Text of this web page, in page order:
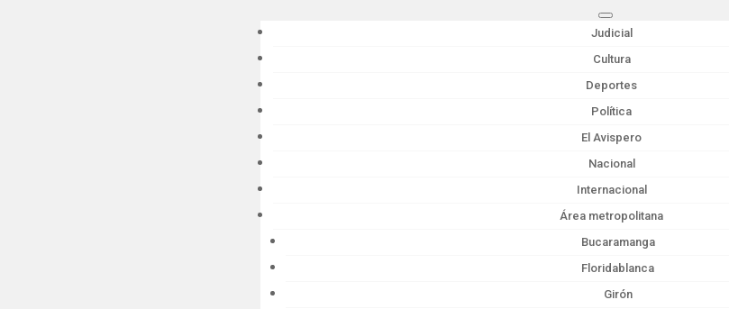
Judicial
Cultura
Deportes
Política
El Avispero
Nacional
Internacional
Área metropolitana
Bucaramanga
Floridablanca
Girón